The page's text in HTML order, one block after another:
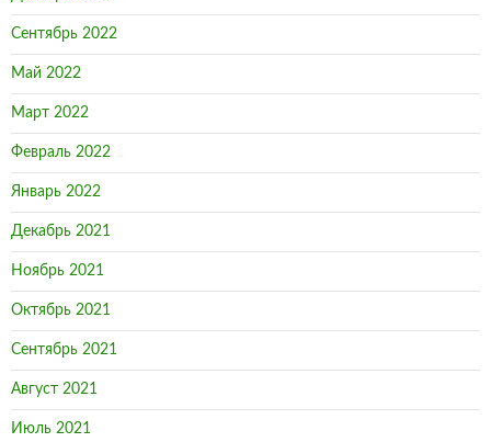
Сентябрь 2022
Май 2022
Март 2022
Февраль 2022
Январь 2022
Декабрь 2021
Ноябрь 2021
Октябрь 2021
Сентябрь 2021
Август 2021
Июль 2021